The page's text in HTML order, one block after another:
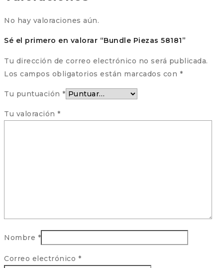
No hay valoraciones aún.
Sé el primero en valorar “Bundle Piezas 58181”
Tu dirección de correo electrónico no será publicada.
Los campos obligatorios están marcados con *
Tu puntuación *
Tu valoración *
Nombre *
Correo electrónico *